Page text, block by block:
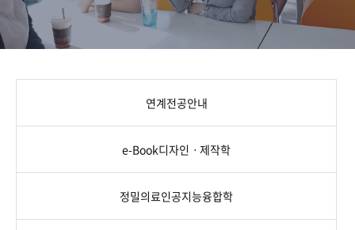
연계전공안내
e-Book디자인ㆍ제작학
정밀의료인공지능융합학